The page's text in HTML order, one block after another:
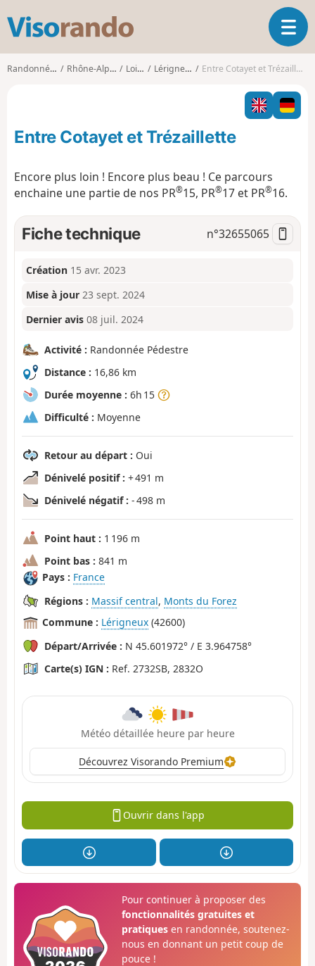
s
o
o
O
u
v
i
r
l
a
t
Randonnées Rhône-Alpes Loire Lérigneux Entre Cotayet et Trézaillette
Entre Cotayet et Trézaillette
Encore plus loin ! Encore plus beau ! Ce parcours
enchaine une partie de nos PR®15, PR®17 et PR®16.
Fiche technique n°32655065
Création 15 avr. 2023
Mise à jour 23 sept. 2024
Dernier avis 08 juil. 2024
Activité : Randonnée Pédestre
Distance : 16,86 km
Durée moyenne : 6h 15
Difficulté : Moyenne
Retour au départ : Oui
Dénivelé positif : + 491 m
Dénivelé négatif : - 498 m
Point haut : 1 196 m
Point bas : 841 m
Pays : France
Régions : Massif central, Monts du Forez
Commune : Lérigneux (42600)
Départ/Arrivée : N 45.601972° / E 3.964758°
Carte(s) IGN : Ref. 2732SB, 2832O
Météo détaillée heure par heure
Découvrez Visorando Premium
Ouvrir dans l'app
Pour continuer à proposer des
fonctionnalités gratuites et
pratiquesen randonnée, soutenez-
nous en donnant un petit coup de
pouce !